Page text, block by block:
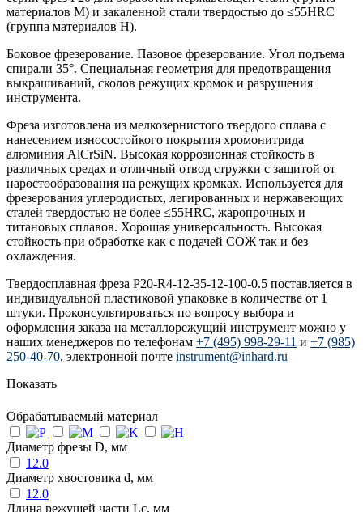
материалов M) и закаленной стали твердостью до ≤55HRC
(группа материалов H).
Боковое фрезерование. Пазовое фрезерование. Угол подъема
спирали 35°. Специальная геометрия для предотвращения
выкрашиваний, сколов режущих кромок и разрушения
инструмента.
Фреза изготовлена из мелкозернистого твердого сплава с
нанесением износостойкого покрытия хромонитрида
алюминия AlCrSiN. Высокая коррозионная стойкость в
различных средах и отличный отвод стружки с защитой от
наростообразования на режущих кромках. Используется для
фрезерования углеродистых, легированных и нержавеющих
сталей твердостью не более ≤55HRC, жаропрочных и
титановых сплавов. Хорошая универсальность. Высокая
стойкость при обработке как с подачей СОЖ так и без
охлаждения.
Твердосплавная фреза P20-R4-12-35-12-100-0.5 поставляется в
индивидуальной пластиковой упаковке в количестве от 1
штуки. Проконсультироваться по вопросу выбора и
оформления заказа на металлорежущий инструмент можно у
наших менеджеров по телефонам +7 (495) 998-29-11 и +7 (985)
250-40-70, электронной почте instrument@inhard.ru
Показать
Обрабатываемый материал
Диаметр фрезы D, мм
12.0
Диаметр хвостовика d, мм
12.0
Длина режущей части Lc, мм